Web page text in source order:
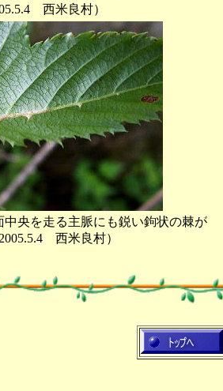
西米良村）
央を走る主脈にも鋭い鉤状の棘が
西米良村）